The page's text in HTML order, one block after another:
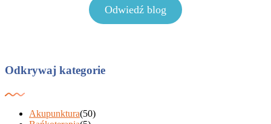
Odwiedź blog
Odkrywaj kategorie
Akupunktura(50)